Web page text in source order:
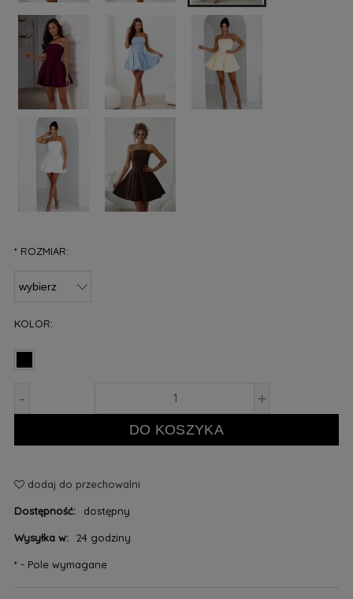
*ROZMIAR:
KOLOR:
- +
DO KOSZYKA
dodaj do przechowalni
Dostępność: dostępny
Wysyłka w: 24 godziny
*- Pole wymagane